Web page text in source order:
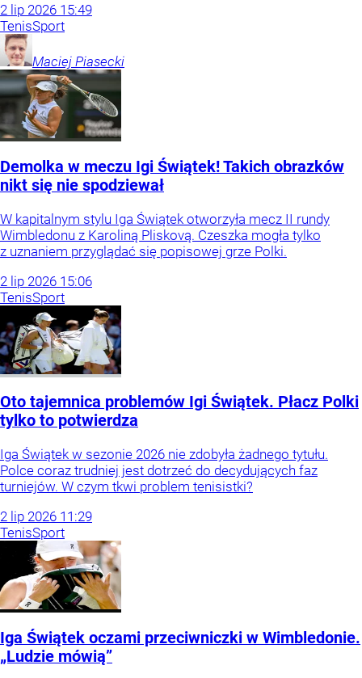
2 lip 2026 15:49
TenisSport
Maciej Piasecki
Demolka w meczu Igi Świątek! Takich obrazków
nikt się nie spodziewał
W kapitalnym stylu Iga Świątek otworzyła mecz II rundy
Wimbledonu z Karoliną Pliskovą. Czeszka mogła tylko
z uznaniem przyglądać się popisowej grze Polki.
2 lip 2026 15:06
TenisSport
Oto tajemnica problemów Igi Świątek. Płacz Polki
tylko to potwierdza
Iga Świątek w sezonie 2026 nie zdobyła żadnego tytułu.
Polce coraz trudniej jest dotrzeć do decydujących faz
turniejów. W czym tkwi problem tenisistki?
2 lip 2026 11:29
TenisSport
Iga Świątek oczami przeciwniczki w Wimbledonie.
„Ludzie mówią”